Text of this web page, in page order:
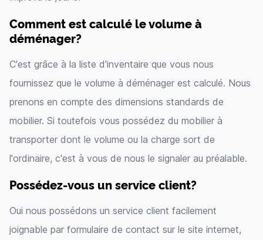
Comment est calculé le volume à
déménager?
C'est grâce à la liste d'inventaire que vous nous
fournissez que le volume à déménager est calculé. Nous
prenons en compte des dimensions standards de
mobilier. Si toutefois vous possédez du mobilier à
transporter dont le volume ou la charge sort de
l'ordinaire, c'est à vous de nous le signaler au préalable.
Possédez-vous un service client?
Oui nous possédons un service client facilement
joignable par formulaire de contact sur le site internet,